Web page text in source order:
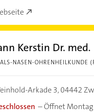
Kerstin Dr. med.
NASEN-OHRENHEILKUNDE
Arkade 3,04442
–Öffnet